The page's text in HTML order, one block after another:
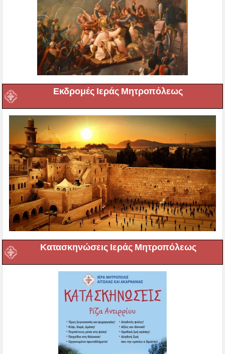
Εκδρομές Ιεράς Μητροπόλεως
Κατασκηνώσεις Ιεράς Μητροπόλεως